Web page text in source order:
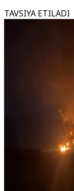
TAVSIYA ETILADI